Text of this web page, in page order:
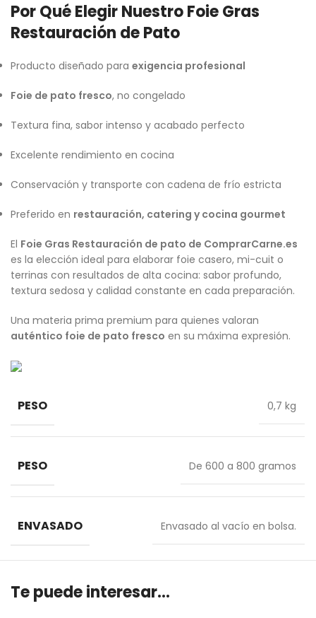
Por Qué Elegir Nuestro Foie Gras
Restauración de Pato
Producto diseñado para exigencia profesional
Foie de pato fresco, no congelado
Textura fina, sabor intenso y acabado perfecto
Excelente rendimiento en cocina
Conservación y transporte con cadena de frío estricta
Preferido en restauración, catering y cocina gourmet
El Foie Gras Restauración de pato de ComprarCarne.es
es la elección ideal para elaborar foie casero, mi-cuit o
terrinas con resultados de alta cocina: sabor profundo,
textura sedosa y calidad constante en cada preparación.
Una materia prima premium para quienes valoran
auténtico foie de pato fresco en su máxima expresión.
PESO 0,7 kg
PESO De 600 a 800 gramos
ENVASADO Envasado al vacío en bolsa.
Te puede interesar...